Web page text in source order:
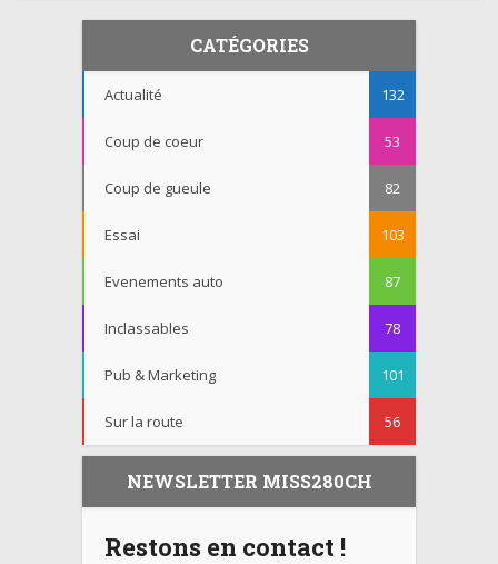
CATÉGORIES
Actualité 132
Coup de coeur 53
Coup de gueule 82
Essai 103
Evenements auto 87
Inclassables 78
Pub & Marketing 101
Sur la route 56
NEWSLETTER MISS280CH
Restons en contact !